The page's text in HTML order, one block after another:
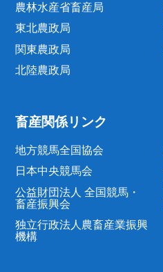
農林水産省畜産局
東北農政局
関東農政局
北陸農政局
畜産関係リンク
地方競馬全国協会
日本中央競馬会
公益財団法人 全国競馬・
畜産振興会
独立行政法人農畜産業振興
機構